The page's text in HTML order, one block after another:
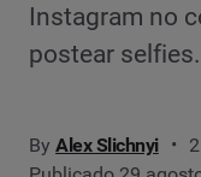
Instagram no
postear selfies.
By Alex Slichnyi